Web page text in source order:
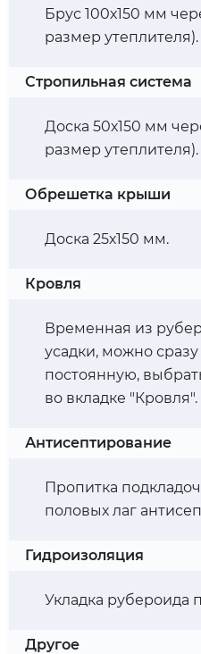
Брус 100х150 мм
размер утеплителя).
Стропильная система
Доска 50х150 мм
размер утеплителя).
Обрешетка крыши
Доска 25х150 мм.
Кровля
Временная из
усадки, можно сразу
постоянную,
во вкладке "Кровля".
Антисептирование
Пропитка
половых лаг
Гидроизоляция
Укладка рубероида
Другое